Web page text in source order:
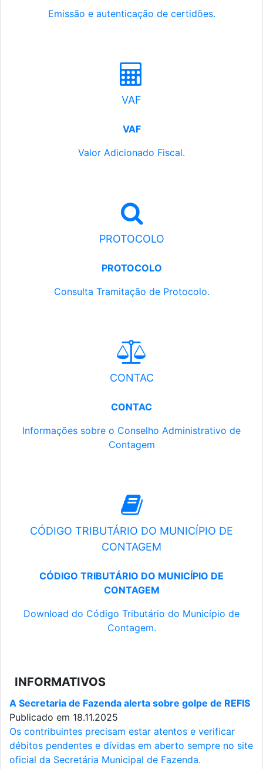
Emissão e autenticação de certidões.
VAF
VAF
Valor Adicionado Fiscal.
PROTOCOLO
PROTOCOLO
Consulta Tramitação de Protocolo.
CONTAC
CONTAC
Informações sobre o Conselho Administrativo de
Contagem
CÓDIGO TRIBUTÁRIO DO MUNICÍPIO DE
CONTAGEM
CÓDIGO TRIBUTÁRIO DO MUNICÍPIO DE
CONTAGEM
Download do Código Tributário do Município de
Contagem.
INFORMATIVOS
A Secretaria de Fazenda alerta sobre golpe de REFIS
Publicado em 18.11.2025
Os contribuintes precisam estar atentos e verificar
débitos pendentes e dívidas em aberto sempre no site
oficial da Secretária Municipal de Fazenda.